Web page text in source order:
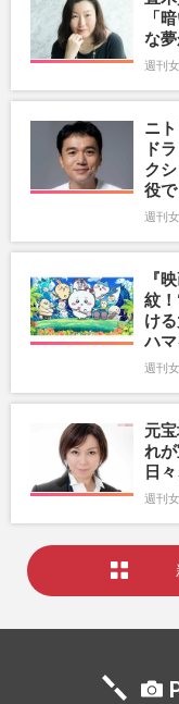
「
な
週刊
ニ
ド
ク
役
週刊
『
紋
け
ハ
週刊
元
れ
日
週刊